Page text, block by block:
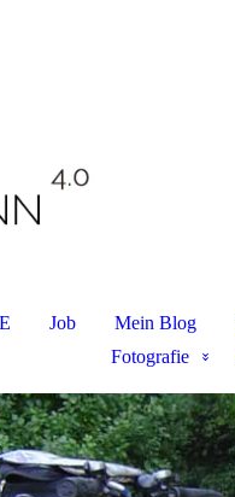
Job Mein Blog
Fotografie